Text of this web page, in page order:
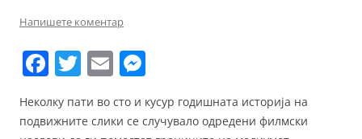
Напишете коментар
F
c
T
itt
E
ai ss
Неколку пати во сто и кусур годишната историја на
подвижните слики се случувало одредени филмски